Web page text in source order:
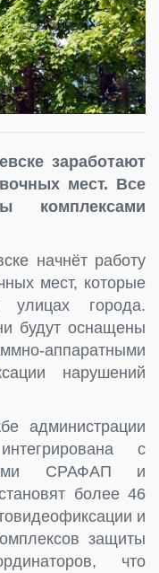
заработают
мест. Все
комплексами
начнёт работу
мест, которые
улицах города.
будут оснащены
аппаратными
нарушений
администрации
с
СРАФАП и
более 46
и
защиты
что